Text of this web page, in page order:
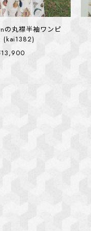
の丸襟半袖ワンピ
(kai1382)